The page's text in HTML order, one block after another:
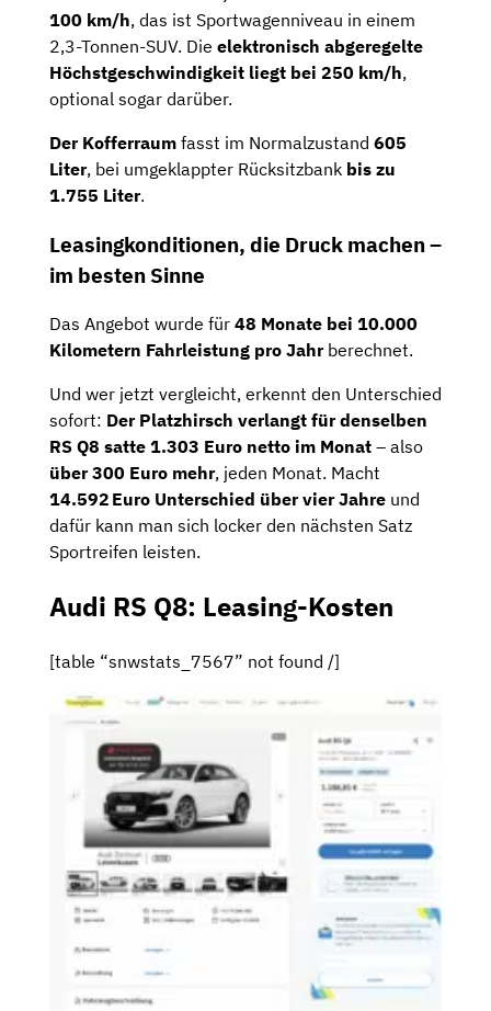
100 km/h, das ist Sportwagenniveau in einem
2,3-Tonnen-SUV. Die elektronisch abgeregelte
Höchstgeschwindigkeit liegt bei 250 km/h,
optional sogar darüber.
Der Kofferraum fasst im Normalzustand 605
Liter, bei umgeklappter Rücksitzbank bis zu
1.755 Liter.
Leasingkonditionen, die Druck machen –
im besten Sinne
Das Angebot wurde für 48 Monate bei 10.000
Kilometern Fahrleistung pro Jahrberechnet.
Und wer jetzt vergleicht, erkennt den Unterschied
sofort: Der Platzhirsch verlangt für denselben
RS Q8 satte 1.303 Euro netto im Monat – also
über 300 Euro mehr, jeden Monat. Macht
14.592 Euro Unterschied über vier Jahre und
dafür kann man sich locker den nächsten Satz
Sportreifen leisten.
Audi RS Q8: Leasing-Kosten
[table “snwstats_7567” not found /]